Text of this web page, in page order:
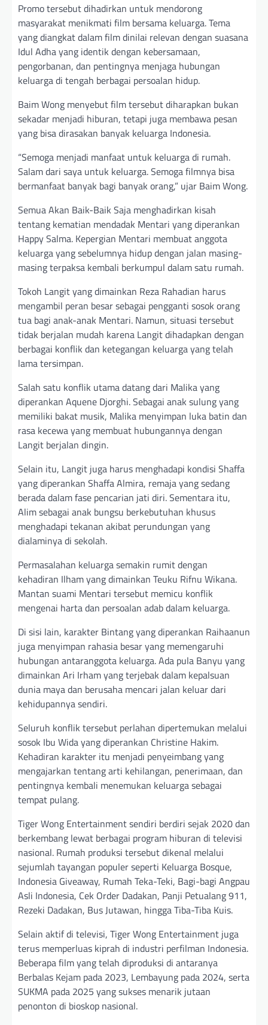
Promo tersebut dihadirkan untuk mendorong
masyarakat menikmati film bersama keluarga. Tema
yang diangkat dalam film dinilai relevan dengan suasana
Idul Adha yang identik dengan kebersamaan,
pengorbanan, dan pentingnya menjaga hubungan
keluarga di tengah berbagai persoalan hidup.
Baim Wong menyebut film tersebut diharapkan bukan
sekadar menjadi hiburan, tetapi juga membawa pesan
yang bisa dirasakan banyak keluarga Indonesia.
“Semoga menjadi manfaat untuk keluarga di rumah.
Salam dari saya untuk keluarga. Semoga filmnya bisa
bermanfaat banyak bagi banyak orang,” ujar Baim Wong.
Semua Akan Baik-Baik Saja menghadirkan kisah
tentang kematian mendadak Mentari yang diperankan
Happy Salma. Kepergian Mentari membuat anggota
keluarga yang sebelumnya hidup dengan jalan masing-
masing terpaksa kembali berkumpul dalam satu rumah.
Tokoh Langit yang dimainkan Reza Rahadian harus
mengambil peran besar sebagai pengganti sosok orang
tua bagi anak-anak Mentari. Namun, situasi tersebut
tidak berjalan mudah karena Langit dihadapkan dengan
berbagai konflik dan ketegangan keluarga yang telah
lama tersimpan.
Salah satu konflik utama datang dari Malika yang
diperankan Aquene Djorghi. Sebagai anak sulung yang
memiliki bakat musik, Malika menyimpan luka batin dan
rasa kecewa yang membuat hubungannya dengan
Langit berjalan dingin.
Selain itu, Langit juga harus menghadapi kondisi Shaffa
yang diperankan Shaffa Almira, remaja yang sedang
berada dalam fase pencarian jati diri. Sementara itu,
Alim sebagai anak bungsu berkebutuhan khusus
menghadapi tekanan akibat perundungan yang
dialaminya di sekolah.
Permasalahan keluarga semakin rumit dengan
kehadiran Ilham yang dimainkan Teuku Rifnu Wikana.
Mantan suami Mentari tersebut memicu konflik
mengenai harta dan persoalan adab dalam keluarga.
Di sisi lain, karakter Bintang yang diperankan Raihaanun
juga menyimpan rahasia besar yang memengaruhi
hubungan antaranggota keluarga. Ada pula Banyu yang
dimainkan Ari Irham yang terjebak dalam kepalsuan
dunia maya dan berusaha mencari jalan keluar dari
kehidupannya sendiri.
Seluruh konflik tersebut perlahan dipertemukan melalui
sosok Ibu Wida yang diperankan Christine Hakim.
Kehadiran karakter itu menjadi penyeimbang yang
mengajarkan tentang arti kehilangan, penerimaan, dan
pentingnya kembali menemukan keluarga sebagai
tempat pulang.
Tiger Wong Entertainment sendiri berdiri sejak 2020 dan
berkembang lewat berbagai program hiburan di televisi
nasional. Rumah produksi tersebut dikenal melalui
sejumlah tayangan populer seperti Keluarga Bosque,
Indonesia Giveaway, Rumah Teka-Teki, Bagi-bagi Angpau
Asli Indonesia, Cek Order Dadakan, Panji Petualang 911,
Rezeki Dadakan, Bus Jutawan, hingga Tiba-Tiba Kuis.
Selain aktif di televisi, Tiger Wong Entertainment juga
terus memperluas kiprah di industri perfilman Indonesia.
Beberapa film yang telah diproduksi di antaranya
Berbalas Kejam pada 2023, Lembayung pada 2024, serta
SUKMA pada 2025 yang sukses menarik jutaan
penonton di bioskop nasional.